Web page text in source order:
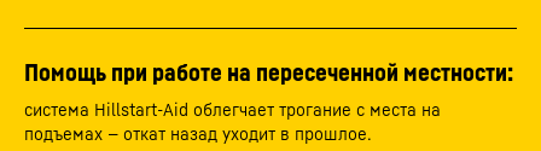
Помощь при работе на пересеченной местности:
система Hillstart-Aid облегчает трогание с места на
подъемах — откат назад уходит в прошлое.